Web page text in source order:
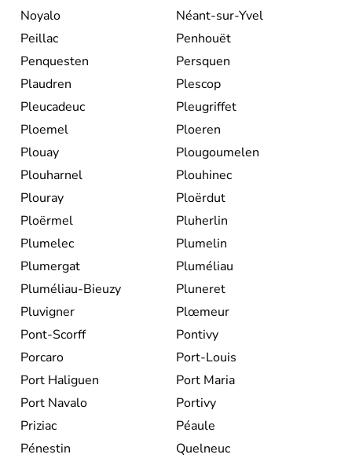
Noyalo
Néant-sur-Yvel
Peillac
Penhouët
Penquesten
Persquen
Plaudren
Plescop
Pleucadeuc
Pleugriffet
Ploemel
Ploeren
Plouay
Plougoumelen
Plouharnel
Plouhinec
Plouray
Ploërdut
Ploërmel
Pluherlin
Plumelec
Plumelin
Plumergat
Pluméliau
Pluméliau-Bieuzy
Pluneret
Pluvigner
Plœmeur
Pont-Scorff
Pontivy
Porcaro
Port-Louis
Port Haliguen
Port Maria
Port Navalo
Portivy
Priziac
Péaule
Pénestin
Quelneuc